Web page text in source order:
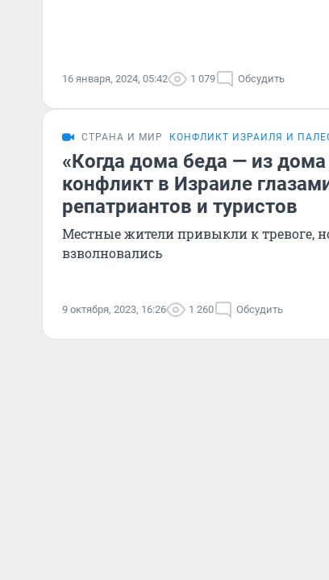
16 января, 2024, 05:42 1 079 Обсудить
СТРАНА И МИР КОНФЛИКТ ИЗРАИЛЯ И
«Когда дома беда — из
конфликт в Израиле
репатриантов и туристов
Местные жители привыкли к тревоге,
взволновались
9 октября, 2023, 16:26 1 260 Обсудить